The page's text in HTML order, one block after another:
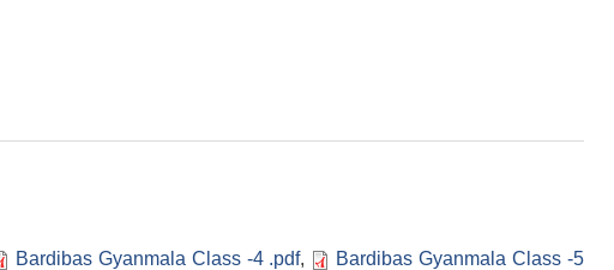
Bardibas Gyanmala Class -4 .pdf,
Bardibas Gyanmala Class -5